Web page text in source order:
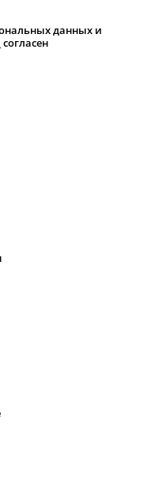
данных и
согласен